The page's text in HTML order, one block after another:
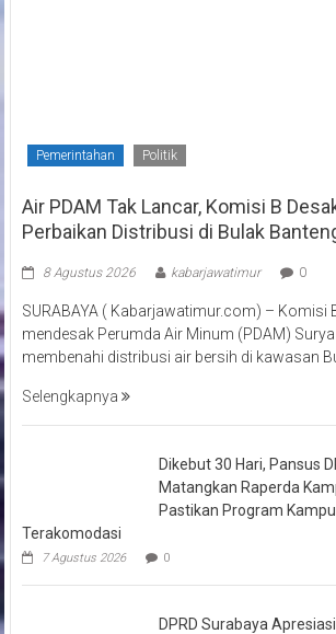
Pemerintahan Politik
Air PDAM Tak Lancar, Komisi B
Perbaikan Distribusi di Bulak
8 Agustus 2026 kabarjawatimur 0
SURABAYA ( Kabarjawatimur.com) – Komisi
mendesak Perumda Air Minum (PDAM)
membenahi distribusi air bersih di kawasan
Selengkapnya
Dikebut 30 Hari, Pansus
Matangkan Raperda
Pastikan Program
Terakomodasi
7 Agustus 2026 0
DPRD Surabaya